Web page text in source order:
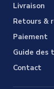
Livraison
Retours &
Paiement
Guide des
Contact